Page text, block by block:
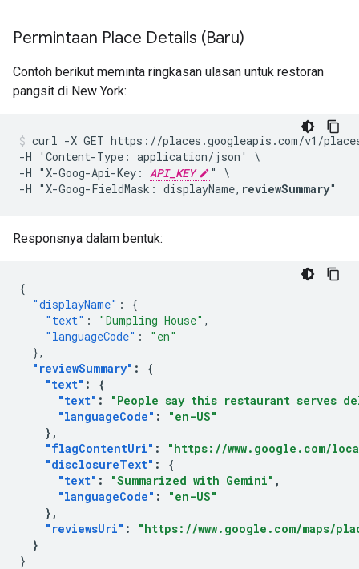
Permintaan Place Details (Baru)
Contoh berikut meminta ringkasan ulasan untuk restoran
pangsit di New York:
curl -X GET https://places.googleapis.com/v1/places/
-H 'Content-Type: application/json' \
-H "X-Goog-Api-Key: API_KEY
" \
-H "X-Goog-FieldMask: displayName, reviewSummary
Responsnya dalam bentuk:
{
"displayName" :
{
"text" : "Dumpling House" ,
"languageCode" :
"en"
},
"reviewSummary" :
{
"text" :
{
"text" :
"People say this restaurant serves
"languageCode" :
"en-US"
},
"flagContentUri" :
"https://www.google.com/local/
"disclosureText" :
{
"text" : "Summarized with Gemini" ,
"languageCode" :
"en-US"
},
"reviewsUri" :
"https://www.google.com/maps/
}
}